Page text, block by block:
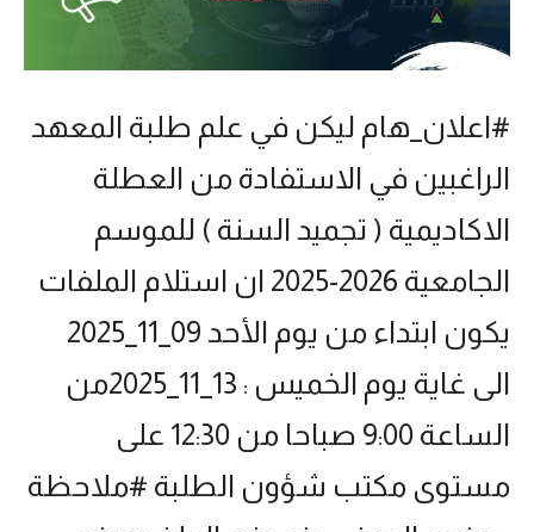
#اعلان_هام ليكن في علم طلبة المعهد
الراغبين في الاستفادة من العطلة
الاكاديمية ( تجميد السنة ) للموسم
الجامعية 2026-2025 ان استلام الملفات
يكون ابتداء من يوم الأحد 09_11_2025
الى غاية يوم الخميس : 13_11_2025من
الساعة 9:00 صباحا من 12:30 على
مستوى مكتب شؤون الطلبة #ملاحظة